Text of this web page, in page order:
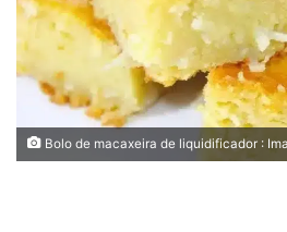
Bolo de macaxeira de liquidificador :